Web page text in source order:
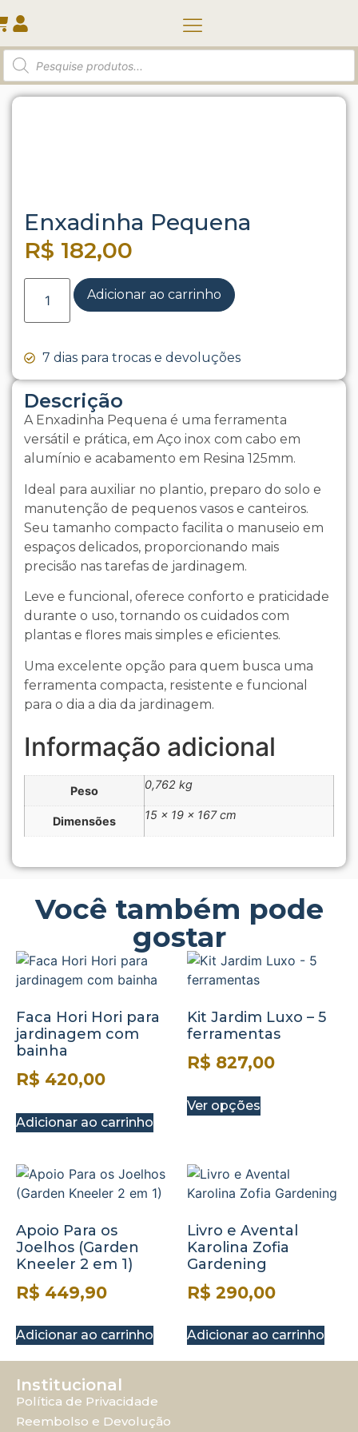
Início / Enxadinha Pequena
Descrição
A Enxadinha Pequena é uma ferramenta
versátil e prática, em Aço inox com cabo em
alumínio e acabamento em Resina 125mm.
Ideal para auxiliar no plantio, preparo do solo e
manutenção de pequenos vasos e canteiros.
Seu tamanho compacto facilita o manuseio em
espaços delicados, proporcionando mais
precisão nas tarefas de jardinagem.
Leve e funcional, oferece conforto e praticidade
durante o uso, tornando os cuidados com
plantas e flores mais simples e eficientes.
Uma excelente opção para quem busca uma
ferramenta compacta, resistente e funcional
para o dia a dia da jardinagem.
Informação adicional
Peso 0,762 kg
Dimensões 15 × 19 × 167 cm
Enxadinha Pequena
R$ 182,00
Adicionar ao carrinho
7 dias para trocas e devoluções
Você também pode
gostar
Faca Hori Hori para
jardinagem com
bainha
R$ 420,00
Adicionar ao carrinho
Kit Jardim Luxo – 5
ferramentas
R$ 827,00
Ver opções
Apoio Para os
Joelhos (Garden
Kneeler 2 em 1)
R$ 449,90
Adicionar ao carrinho
Livro e Avental
Karolina Zofia
Gardening
R$ 290,00
Adicionar ao carrinho
Institucional
Política de Privacidade
Reembolso e Devolução